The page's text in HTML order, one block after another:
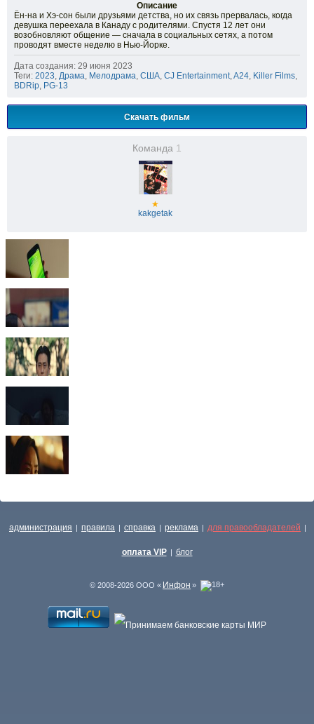
Описание
Ён-на и Хэ-сон были друзьями детства, но их связь прервалась, когда
девушка переехала в Канаду с родителями. Спустя 12 лет они
возобновляют общение — сначала в социальных сетях, а потом
проводят вместе неделю в Нью-Йорке.
Дата создания: 29 июня 2023
Теги: 2023, Драма, Мелодрама, США, CJ Entertainment,A24, Killer Films,
BDRip, PG-13
Скачать фильм
Команда 1
★
kakgetak
администрация | правила | справка | реклама | для правообладателей |
оплата VIP | блог
© 2008-2026 ООО « Инфон »